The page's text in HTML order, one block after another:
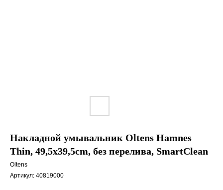
Накладной умывальник Oltens Hamnes
Thin, 49,5x39,5cm, без перелива, SmartClean
Oltens
Артикул: 40819000